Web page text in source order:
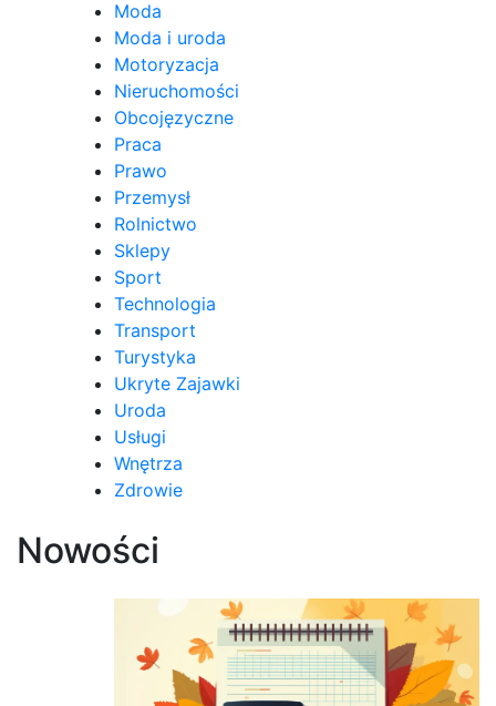
Moda
Moda i uroda
Motoryzacja
Nieruchomości
Obcojęzyczne
Praca
Prawo
Przemysł
Rolnictwo
Sklepy
Sport
Technologia
Transport
Turystyka
Ukryte Zajawki
Uroda
Usługi
Wnętrza
Zdrowie
Nowości